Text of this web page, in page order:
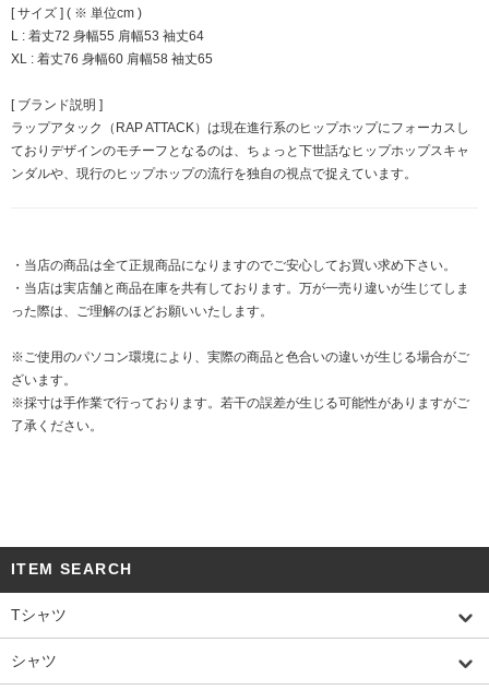
[ サイズ ] ( ※ 単位cm )
L : 着丈72 身幅55 肩幅53 袖丈64
XL : 着丈76 身幅60 肩幅58 袖丈65
[ ブランド説明 ]
ラップアタック（RAP ATTACK）は現在進行系のヒップホップにフォーカスし
ておりデザインのモチーフとなるのは、ちょっと下世話なヒップホップスキャ
ンダルや、現行のヒップホップの流行を独自の視点で捉えています。
・当店の商品は全て正規商品になりますのでご安心してお買い求め下さい。
・当店は実店舗と商品在庫を共有しております。万が一売り違いが生じてしま
った際は、ご理解のほどお願いいたします。
※ご使用のパソコン環境により、実際の商品と色合いの違いが生じる場合がご
ざいます。
※採寸は手作業で行っております。若干の誤差が生じる可能性がありますがご
了承ください。
ITEM SEARCH
Tシャツ
シャツ